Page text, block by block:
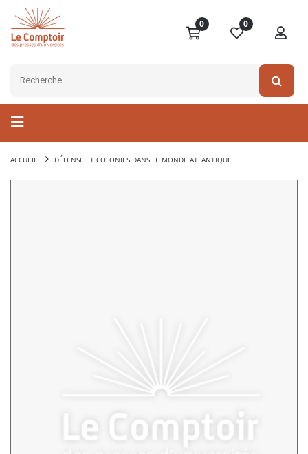
0 0
ACCUEIL DÉFENSE ET COLONIES DANS LE MONDE ATLANTIQUE